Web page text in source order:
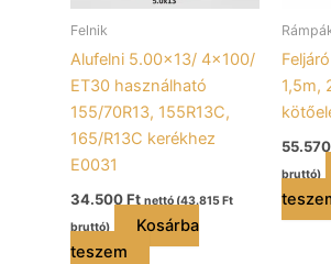
Felnik
Alufelni 5.00×13/ 4×100/
ET30 használható
155/70R13, 155R13C,
165/R13C kerékhez
E0031
34.500Ft nettó (43.815 Ft
bruttó)
Kosárba
teszem
1,5m,
55.570
bruttó)